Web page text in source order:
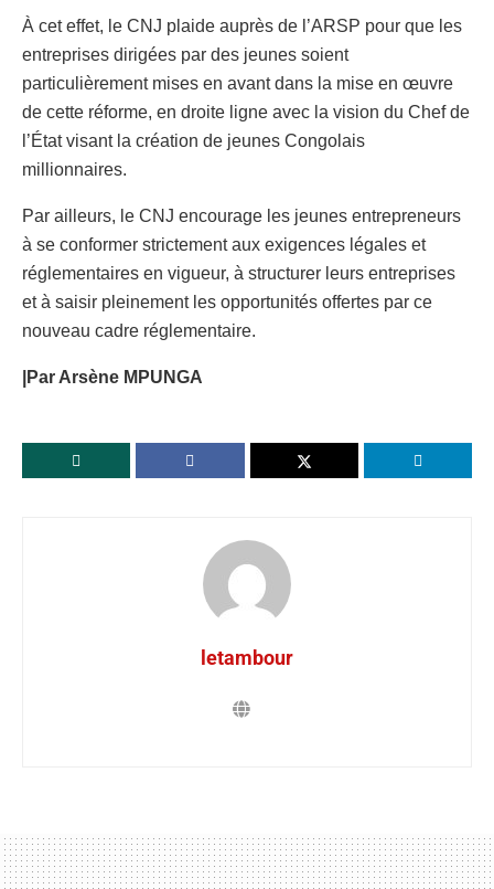
À cet effet, le CNJ plaide auprès de l’ARSP pour que les
entreprises dirigées par des jeunes soient
particulièrement mises en avant dans la mise en œuvre
de cette réforme, en droite ligne avec la vision du Chef de
l’État visant la création de jeunes Congolais
millionnaires.
Par ailleurs, le CNJ encourage les jeunes entrepreneurs
à se conformer strictement aux exigences légales et
réglementaires en vigueur, à structurer leurs entreprises
et à saisir pleinement les opportunités offertes par ce
nouveau cadre réglementaire.
|Par Arsène MPUNGA
letambour